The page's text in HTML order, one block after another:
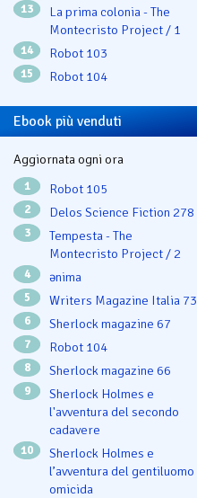
13
La prima colonia - The
Montecristo Project / 1
14 Robot 103
15 Robot 104
Ebook più venduti
Aggiornata ogni ora
1 Robot 105
2 Delos Science Fiction 278
3
Tempesta - The
Montecristo Project / 2
4 ənima
5 Writers Magazine Italia 73
6 Sherlock magazine 67
7 Robot 104
8 Sherlock magazine 66
9
Sherlock Holmes e
l'avventura del secondo
cadavere
10
Sherlock Holmes e
l’avventura del gentiluomo
omicida